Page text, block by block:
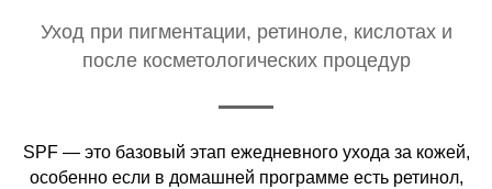
Уход при пигментации, ретиноле, кислотах и
после косметологических процедур
SPF — это базовый этап ежедневного ухода за кожей,
особенно если в домашней программе есть ретинол,